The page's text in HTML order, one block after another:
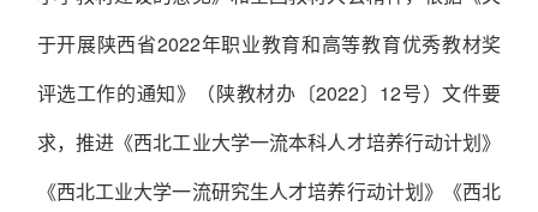
于开展陕西省2022年职业教育和高等教育优秀教材奖
评选工作的通知》（陕教材办〔2022〕 12号）文件要
求，推进《西北工业大学一流本科人才培养行动计划》
《西北工业大学一流研究生人才培养行动计划》《西北